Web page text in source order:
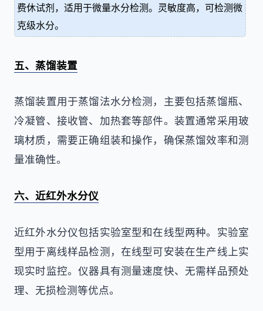
费休试剂，适用于微量水分检测。灵敏度高，可检测微
克级水分。
五、蒸馏装置
蒸馏装置用于蒸馏法水分检测，主要包括蒸馏瓶、
冷凝管、接收管、加热套等部件。装置通常采用玻
璃材质，需要正确组装和操作，确保蒸馏效率和测
量准确性。
六、近红外水分仪
近红外水分仪包括实验室型和在线型两种。实验室
型用于离线样品检测，在线型可安装在生产线上实
现实时监控。仪器具有测量速度快、无需样品预处
理、无损检测等优点。